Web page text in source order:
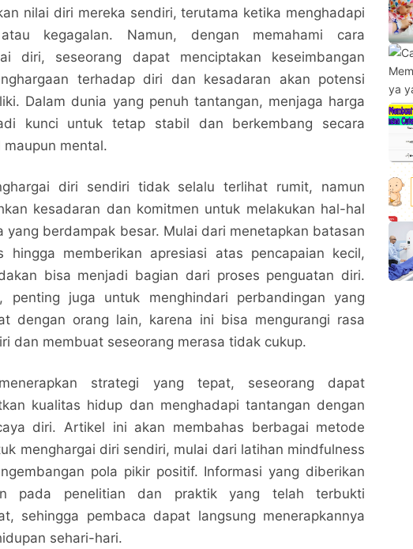
Cara Menghargai Diri Sendiri yang Efektif dan
Menumbuhkan Rasa Percaya Diri
Nalarrakyat.com - Media Kritis
nilai diri mereka sendiri, terutama ketika menghadapi
kegagalan. Namun, dengan memahami cara
diri, seseorang dapat menciptakan keseimbangan
terhadap diri dan kesadaran akan potensi
Dalam dunia yang penuh tantangan, menjaga harga
kunci untuk tetap stabil dan berkembang secara
maupun mental.
diri sendiri tidak selalu terlihat rumit, namun
kesadaran dan komitmen untuk melakukan hal-hal
yang berdampak besar. Mulai dari menetapkan batasan
hingga memberikan apresiasi atas pencapaian kecil,
bisa menjadi bagian dari proses penguatan diri.
penting juga untuk menghindari perbandingan yang
dengan orang lain, karena ini bisa mengurangi rasa
dan membuat seseorang merasa tidak cukup.
strategi yang tepat, seseorang dapat
kualitas hidup dan menghadapi tantangan dengan
diri. Artikel ini akan membahas berbagai metode
menghargai diri sendiri, mulai dari latihan mindfulness
pola pikir positif. Informasi yang diberikan
pada penelitian dan praktik yang telah terbukti
sehingga pembaca dapat langsung menerapkannya
sehari-hari.
Cara Menghargai Diri Sendiri yang Efektif dan
Menumbuhkan Rasa Percaya Diri
Nalarrakyat.com - Media Kritis